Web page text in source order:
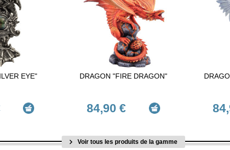
EYE" DRAGON "FIRE DRAGON"
84,90 €
Voir tous les produits de la gamme